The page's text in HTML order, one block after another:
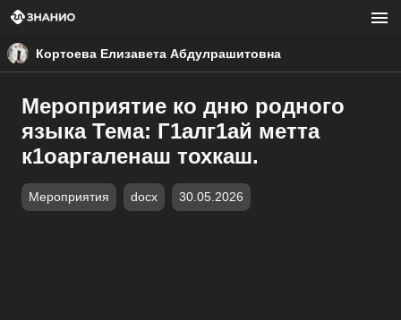
Кортоева Елизавета Абдулрашитовна
Мероприятие ко дню родного
языка Тема: Г1алг1ай метта
к1оаргаленаш тохкаш.
Мероприятия docx 30.05.2026